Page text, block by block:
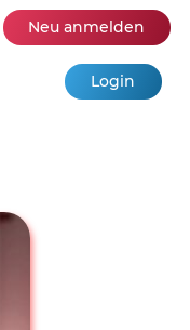
Neu anmelden
Login